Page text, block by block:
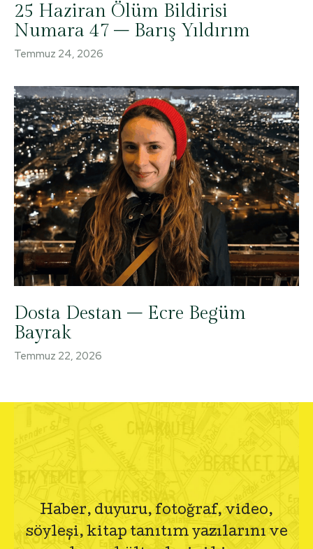
25 Haziran Ölüm Bildirisi
Numara 47 – Barış Yıldırım
Temmuz 24, 2026
Dosta Destan – Ecre Begüm
Bayrak
Temmuz 22, 2026
Haber, duyuru, fotoğraf, video,
söyleşi, kitap tanıtım yazılarını ve